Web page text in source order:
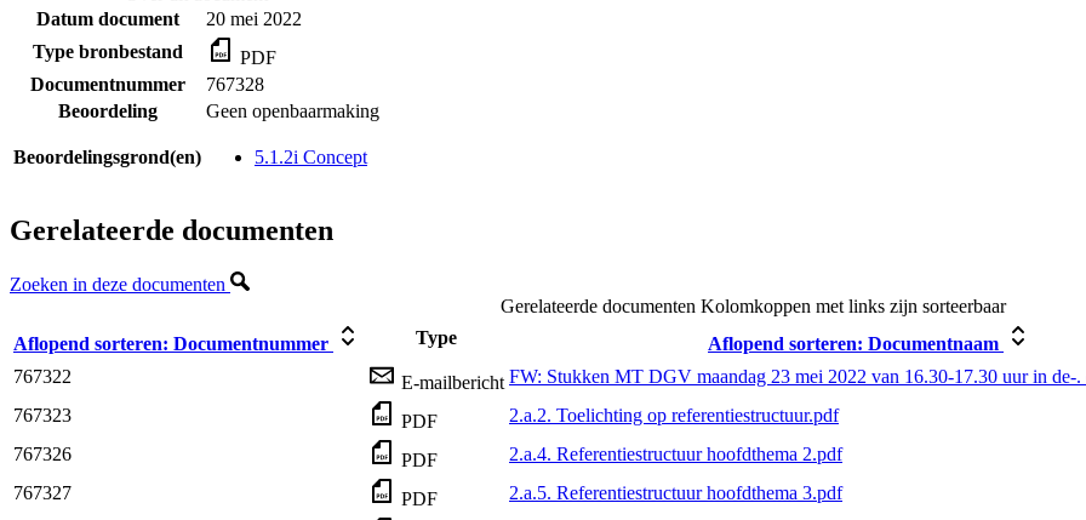
Datum document
20 mei 2022
Type bronbestand
PDF
Documentnummer
767328
Beoordeling
Geen openbaarmaking
Beoordelingsgrond(en) 5.1.2i Concept
Gerelateerde documenten
Zoeken in deze documenten
Gerelateerde documenten Kolomkoppen met links zijn sorteerbaar
Aflopend sorteren: Documentnummer Type Aflopend sorteren: Documentnaam
767322
E-mailbericht FW: Stukken MT DGV maandag 23 mei 2022 van 16.30-17.30 uur in de-
767323
PDF 2.a.2. Toelichting op referentiestructuur.pdf
767326
PDF 2.a.4. Referentiestructuur hoofdthema 2.pdf
767327
PDF 2.a.5. Referentiestructuur hoofdthema 3.pdf